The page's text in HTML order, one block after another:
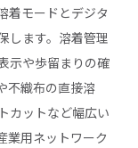
着モードとデジタ
します。溶着管理
示や歩留まりの確
不織布の直接溶
カットなど幅広い
業用ネットワーク